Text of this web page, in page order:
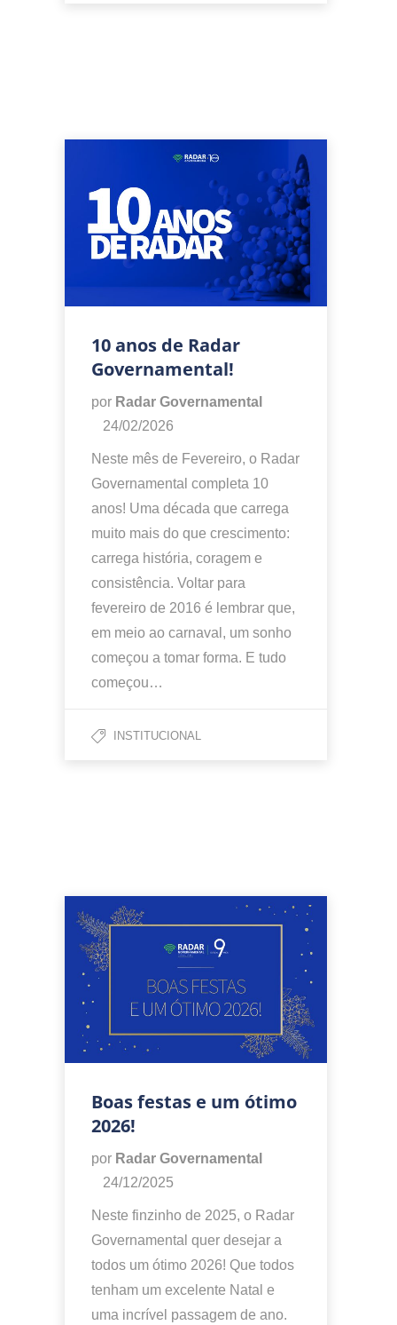
10 anos de Radar
Governamental!
por Radar Governamental
24/02/2026
Neste mês de Fevereiro, o Radar
Governamental completa 10
anos! Uma década que carrega
muito mais do que crescimento:
carrega história, coragem e
consistência. Voltar para
fevereiro de 2016 é lembrar que,
em meio ao carnaval, um sonho
começou a tomar forma. E tudo
começou…
INSTITUCIONAL
Boas festas e um ótimo
2026!
por Radar Governamental
24/12/2025
Neste finzinho de 2025, o Radar
Governamental quer desejar a
todos um ótimo 2026! Que todos
tenham um excelente Natal e
uma incrível passagem de ano.